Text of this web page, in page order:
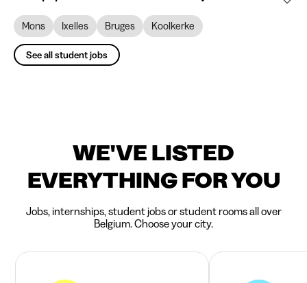
Mons Ixelles Bruges Koolkerke
See all student jobs
WE'VE LISTED
EVERYTHING FOR YOU
Jobs, internships, student jobs or student rooms all over
Belgium. Choose your city.